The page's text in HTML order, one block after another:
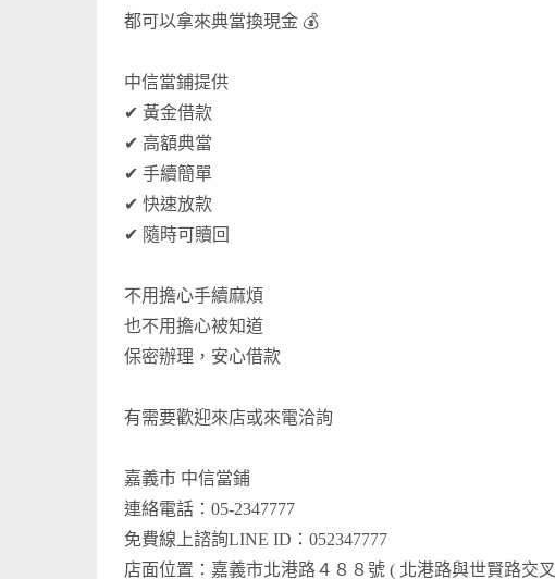
都可以拿來典當換現金 💰
中信當鋪提供
✔ 黃金借款
✔ 高額典當
✔ 手續簡單
✔ 快速放款
✔ 隨時可贖回
不用擔心手續麻煩
也不用擔心被知道
保密辦理，安心借款
有需要歡迎來店或來電洽詢
嘉義市 中信當鋪
連絡電話：05-2347777
免費線上諮詢LINE ID：052347777
店面位置：嘉義市北港路４８８號 ( 北港路與世賢路交